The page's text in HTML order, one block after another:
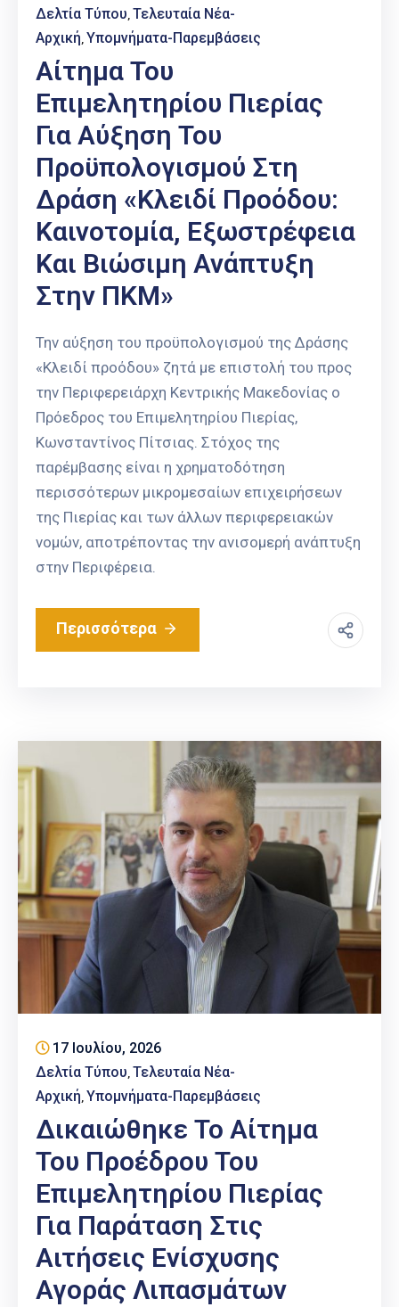
Δελτία Τύπου‚ Τελευταία Νέα-
Αρχική‚ Υπομνήματα-Παρεμβάσεις
Αίτημα Του
Επιμελητηρίου Πιερίας
Για Αύξηση Του
Προϋπολογισμού Στη
Δράση «Κλειδί Προόδου:
Καινοτομία, Εξωστρέφεια
Και Βιώσιμη Ανάπτυξη
Στην ΠΚΜ»
Την αύξηση του προϋπολογισμού της Δράσης
«Κλειδί προόδου» ζητά με επιστολή του προς
την Περιφερειάρχη Κεντρικής Μακεδονίας ο
Πρόεδρος του Επιμελητηρίου Πιερίας,
Κωνσταντίνος Πίτσιας. Στόχος της
παρέμβασης είναι η χρηματοδότηση
περισσότερων μικρομεσαίων επιχειρήσεων
της Πιερίας και των άλλων περιφερειακών
νομών, αποτρέποντας την ανισομερή ανάπτυξη
στην Περιφέρεια.
Περισσότερα
17 Ιουλίου, 2026
Δελτία Τύπου‚ Τελευταία Νέα-
Αρχική‚ Υπομνήματα-Παρεμβάσεις
Δικαιώθηκε Το Αίτημα
Του Προέδρου Του
Επιμελητηρίου Πιερίας
Για Παράταση Στις
Αιτήσεις Ενίσχυσης
Αγοράς Λιπασμάτων